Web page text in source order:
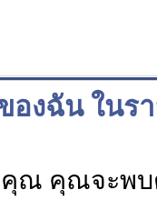
งฉัน ในร
ณ คุณจะพบ